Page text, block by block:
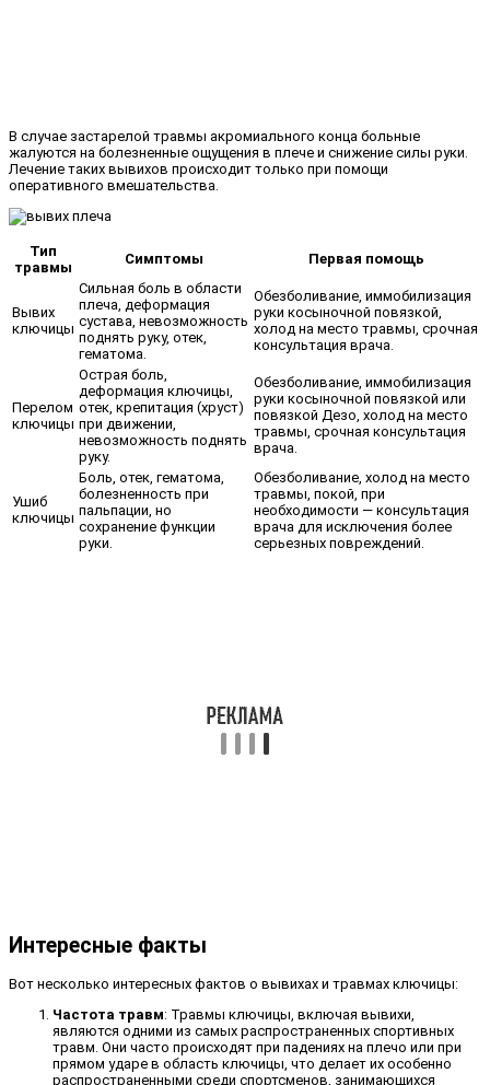
В случае застарелой травмы акромиального конца больные
жалуются на болезненные ощущения в плече и снижение силы руки.
Лечение таких вывихов происходит только при помощи
оперативного вмешательства.
Тип
травмы
Симптомы Первая помощь
Вывих
ключицы
Сильная боль в области
плеча, деформация
сустава, невозможность
поднять руку, отек,
гематома.
Обезболивание, иммобилизация
руки косыночной повязкой,
холод на место травмы, срочная
консультация врача.
Перелом
ключицы
Острая боль,
деформация ключицы,
отек, крепитация (хруст)
при движении,
невозможность поднять
руку.
Обезболивание, иммобилизация
руки косыночной повязкой или
повязкой Дезо, холод на место
травмы, срочная консультация
врача.
Ушиб
ключицы
Боль, отек, гематома,
болезненность при
пальпации, но
сохранение функции
руки.
Обезболивание, холод на место
травмы, покой, при
необходимости — консультация
врача для исключения более
серьезных повреждений.
Интересные факты
Вот несколько интересных фактов о вывихах и травмах ключицы:
Частота травм: Травмы ключицы, включая вывихи,
являются одними из самых распространенных спортивных
травм. Они часто происходят при падениях на плечо или при
прямом ударе в область ключицы, что делает их особенно
распространенными среди спортсменов, занимающихся